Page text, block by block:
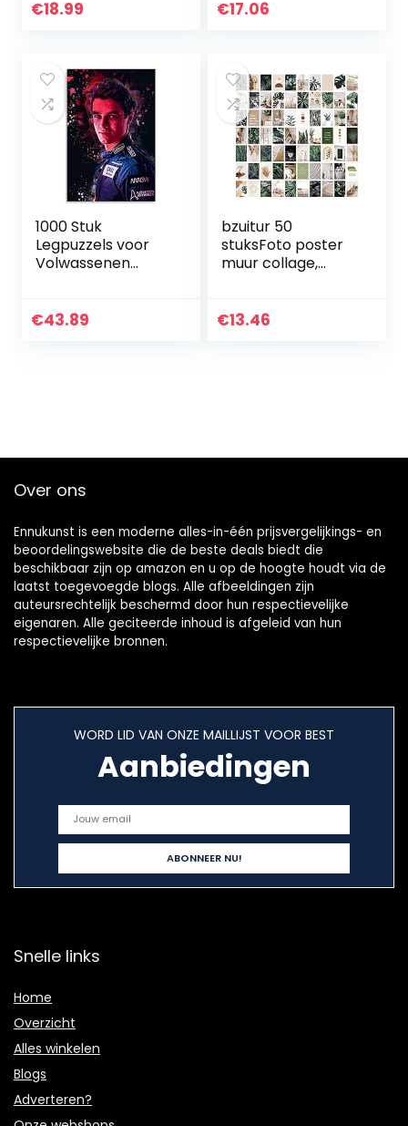
Boom Kunstmatige
€18.99
Decor Chilren
€17.06
1000 Stuk
Legpuzzels voor
Volwassenen
Meest Ttalent F
€43.89
bzuitur 50
stuksFoto poster
muur collage,
decoratie, mooie
€13.46
Over ons
Ennukunst is een moderne alles-in-één prijsvergelijkings- en
beoordelingswebsite die de beste deals biedt die
beschikbaar zijn op amazon en u op de hoogte houdt via de
laatst toegevoegde blogs. Alle afbeeldingen zijn
auteursrechtelijk beschermd door hun respectievelijke
eigenaren. Alle geciteerde inhoud is afgeleid van hun
respectievelijke bronnen.
WORD LID VAN ONZE MAILLIJST VOOR BEST
Aanbiedingen
Snelle links
Home
Overzicht
Alles winkelen
Blogs
Adverteren?